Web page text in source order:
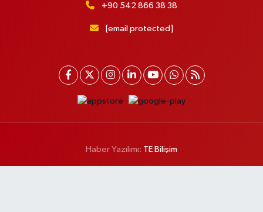
+90 542 866 38 38
[email protected]
Haber Yazılımı: TE Bilişim